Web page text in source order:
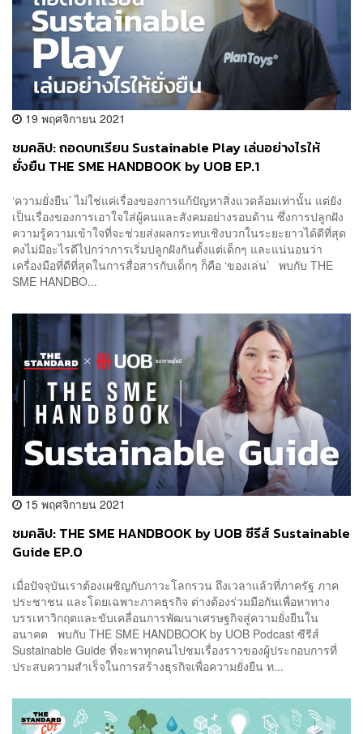
19 พฤศจิกายน 2021
ชมคลิป: ถอดบทเรียน Sustainable Play เล่นอย่างไรให้
ยั่งยืน THE SME HANDBOOK by UOB EP.1
‘ความยั่งยืน’ ไม่ใช่แค่เรื่องของการแก้ปัญหาสิ่งแวดล้อมเท่านั้น แต่ยัง
เป็นเรื่องของการเอาใจใส่ผู้คนและสังคมอย่างรอบด้าน ซึ่งการปลูกฝัง
ความรู้ความเข้าใจที่จะช่วยส่งผลกระทบเชิงบวกในระยะยาวได้ดีที่สุด
คงไม่มีอะไรดีไปกว่าการเริ่มปลูกฝังกันตั้งแต่เด็กๆ และแน่นอนว่า
เครื่องมือที่ดีที่สุดในการสื่อสารกับเด็กๆ ก็คือ ‘ของเล่น’ พบกับ THE
SME HANDBO...
15 พฤศจิกายน 2021
ชมคลิป: THE SME HANDBOOK by UOB ซีรีส์ Sustainable
Guide EP.0
เมื่อปัจจุบันเราต้องเผชิญกับภาวะโลกรวน ถึงเวลาแล้วที่ภาครัฐ ภาค
ประชาชน และโดยเฉพาะภาคธุรกิจ ต่างต้องร่วมมือกันเพื่อหาทาง
บรรเทาวิกฤตและขับเคลื่อนการพัฒนาเศรษฐกิจสู่ความยั่งยืนใน
อนาคต พบกับ THE SME HANDBOOK by UOB Podcast ซีรีส์
Sustainable Guide ที่จะพาทุกคนไปชมเรื่องราวของผู้ประกอบการที่
ประสบความสำเร็จในการสร้างธุรกิจเพื่อความยั่งยืน ท...